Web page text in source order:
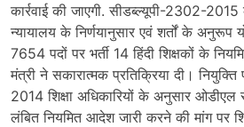
कार्रवाई की जाएगी. सीडब्ल्यूपी-2302-
न्यायालय के निर्णयानुसार एवं शर्तों के अनुरूप
7654 पदों पर भर्ती 14 हिंदी शिक्षकों के
मंत्री ने सकारात्मक प्रतिक्रिया दी।
2014 शिक्षा अधिकारियों के अनुसार ओडीएल
लंबित नियमित आदेश जारी करने की मांग पर